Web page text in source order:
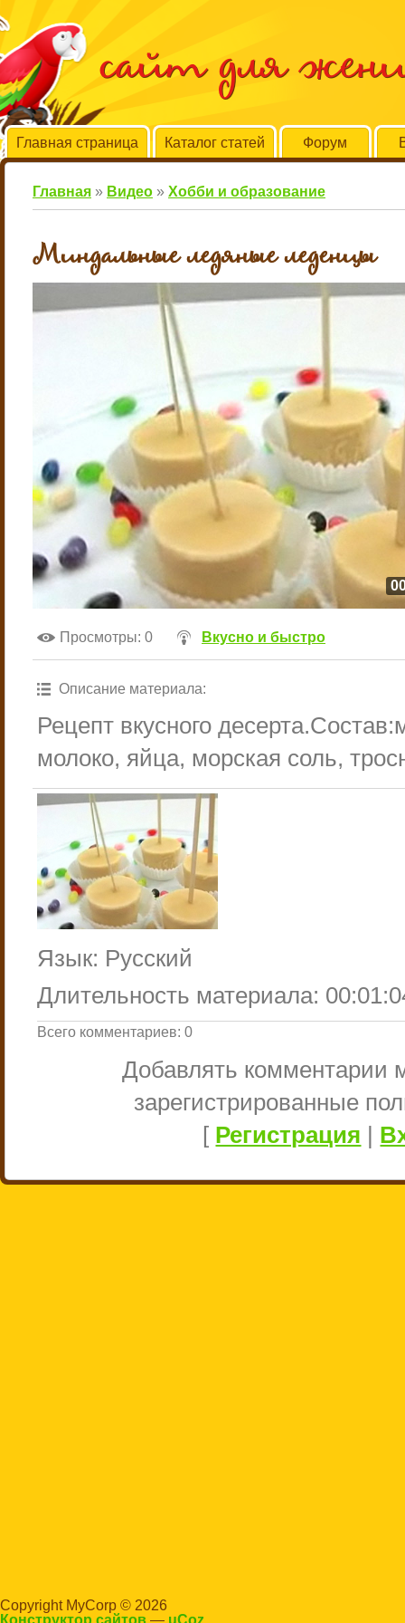
сайт для
Главная страница Каталог статей Форум
Главная » Видео » Хобби и образование
Миндальные ледяные леденцы
Просмотры: 0 Вкусно и быстро
Описание материала:
Рецепт вкусного
молоко, яйца, морская соль,
Язык: Русский
Длительность материала:
Всего комментариев: 0
Добавлять комментарии
зарегистрированные
[ Регистрация |
Copyright MyCorp © 2026
Конструктор сайтов — uCoz